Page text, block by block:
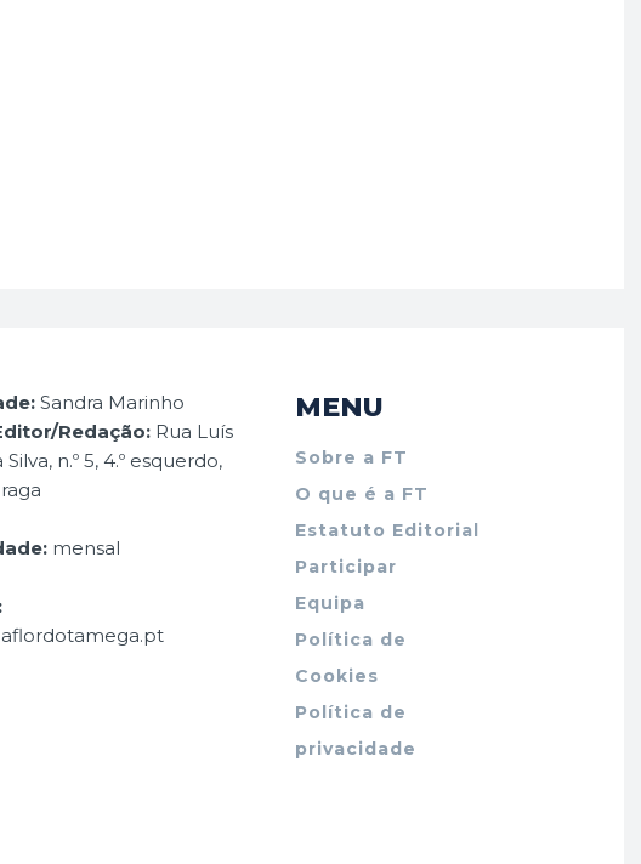
Sandra Marinho
Redação: Rua Luís
n.º 5, 4.º esquerdo,
mensal
MENU
Sobre a FT
O que é a FT
Estatuto Editorial
Participar
Equipa
Política de
Cookies
Política de
privacidade